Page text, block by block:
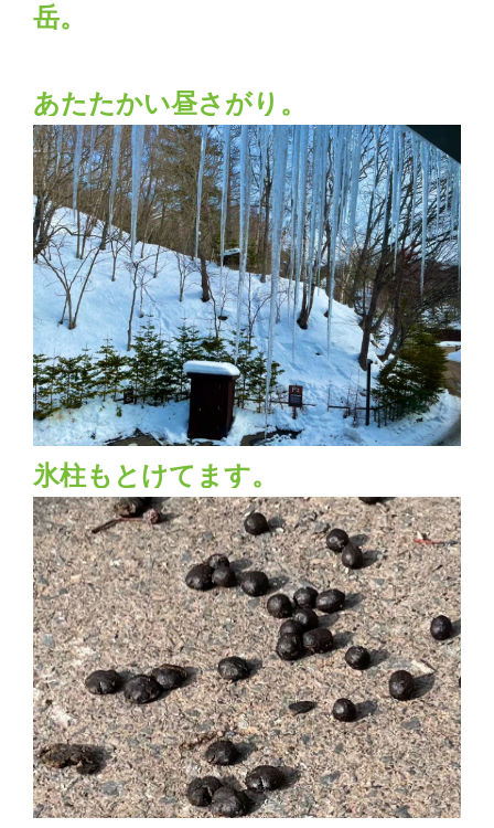
岳。
あたたかい昼さがり。
氷柱もとけてます。